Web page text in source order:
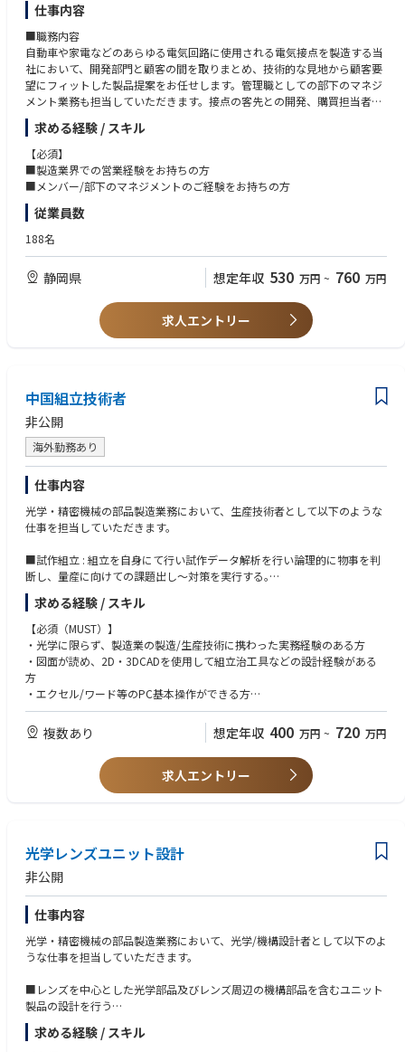
仕事内容
■職務内容
自動車や家電などのあらゆる電気回路に使用される電気接点を製造する当
社において、開発部門と顧客の間を取りまとめ、技術的な見地から顧客要
望にフィットした製品提案をお任せします。管理職としての部下のマネジ
メント業務も担当していただきます。接点の客先との開発、購買担当者と
のコンタクトによる顧客ニーズ収集、技術提案/開発部門のフォロー等受
注の一連の業務を担当します。
■製品
当社の製造する電気接点部品は、自動車や家電など私達の身の回りで溢れ
【入社後期待する役割や入社後求められること】
知識がない方もしっかりと部門で丁寧に育成させていただき製品の知識等
もレクチャーしますのでご安心ください。製品開発における重要な役割を
担うため、顧客の課題や要望を適切に把握する為、ヒアリング力や課題発
係を築きながら、円滑に業務を進めていただける方を求めています。
求める経験 / スキル
【必須】
■製造業界での営業経験をお持ちの方
■メンバー/部下のマネジメントのご経験をお持ちの方
従業員数
188名
静岡県 想定年収 530 万円 ~ 760 万円
求人エントリー
中国組立技術者
非公開
海外勤務あり
仕事内容
光学・精密機械の部品製造業務において、生産技術者として以下のような
仕事を担当していただきます。
■試作組立 : 組立を自身にて行い試作データ解析を行い論理的に物事を判
断し、量産に向けての課題出し～対策を実行する｡
■生産準備 : 図面を読み取り、組立工程設計を行う。必要な設備・治具な
どの設計や選定を行う｡（FMEA）
■量産立上 : 量産工程設計を行い、QCDの観点で総合的に生産現場を作る｡
■量産・生産性向上・コスト削減: 現場の課題を見つけ改善を行いQCDの
向上を図る｡（VA活動）
■品質改善・維持：製造工程の品質問題を特定・解決し、工程管理と検査
方法を確立・改善する。
術的に特定し、迅速な解決と再発防止策を実施する。
■人材育成・技術指導：中国人生産技術者へ生産技術の技術指導を行う。
求める経験 / スキル
【必須（MUST）】
・光学に限らず、製造業の製造/生産技術に携わった実務経験のある方
・図面が読め、2D・3DCADを使用して組立治工具などの設計経験がある
方
・エクセル/ワード等のPC基本操作ができる方
【歓迎（WANT）】
・加工知識を有する方（射出成形、金属加工、ガラスレンズに関わった経
験があれば尚良い）
・実務にてFMEA/VA活動のある方
・中国工場の勤務経験がある方
・論理的思考や発想力を有する方
・顧客との協議･交渉を行い､社内に対しては各部署とコミュニケーション
をとりながら行動できる方
・自身に必要な（求められていることを理解し）スキル向上を図れる方
複数あり 想定年収 400 万円 ~ 720 万円
求人エントリー
光学レンズユニット設計
非公開
仕事内容
光学・精密機械の部品製造業務において、光学/機構設計者として以下のよ
うな仕事を担当していただきます。
■レンズを中心とした光学部品及びレンズ周辺の機構部品を含むユニット
製品の設計を行う
■光学設計ソフト（Zemax、CodeV、Lighttools）や3DCAD（NX、Invent
or）などを用いて設計する
求める経験 / スキル